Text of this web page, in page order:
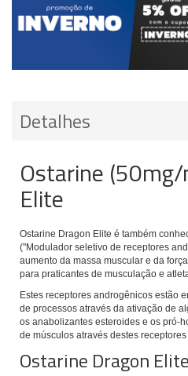
Detalhes
Ostarine
Elite
Ostarine Dragon Elite é também
("Modulador seletivo de receptores
aumento da massa muscular e da
para praticantes de musculação e
Estes receptores androgênicos estão
de processos através da ativação de
os anabolizantes esteroides e os pró-
de músculos através destes
Ostarine Dragon